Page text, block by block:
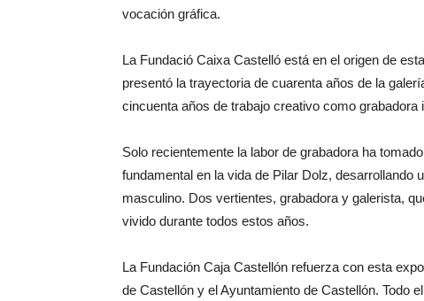
vocación gráfica.
La Fundació Caixa Castelló está en el origen de
presentó la trayectoria de cuarenta años de la
cincuenta años de trabajo creativo como grabadora
Solo recientemente la labor de grabadora ha
fundamental en la vida de Pilar Dolz, desarrollando
masculino. Dos vertientes, grabadora y galerista,
vivido durante todos estos años.
La Fundación Caja Castellón refuerza con esta
de Castellón y el Ayuntamiento de Castellón. Todo